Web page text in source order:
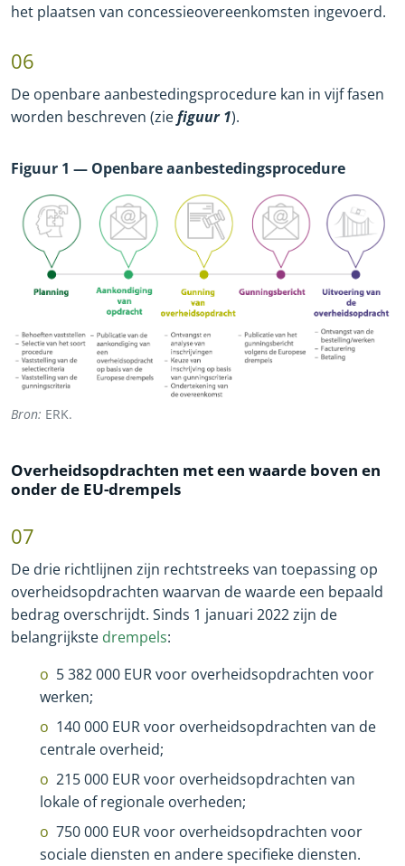
het plaatsen van concessieovereenkomsten ingevoerd.
06
De openbare aanbestedingsprocedure kan in vijf fasen
worden beschreven (ziefiguur 1).
Figuur 1 — Openbare aanbestedingsprocedure
Bron: ERK.
Overheidsopdrachten met een waarde boven en
onder de EU-drempels
07
De drie richtlijnen zijn rechtstreeks van toepassing op
overheidsopdrachten waarvan de waarde een bepaald
bedrag overschrijdt. Sinds 1 januari 2022 zijn de
belangrijkste drempels:
5 382 000 EUR voor overheidsopdrachten voor
werken;
140 000 EUR voor overheidsopdrachten van de
centrale overheid;
215 000 EUR voor overheidsopdrachten van
lokale of regionale overheden;
750 000 EUR voor overheidsopdrachten voor
sociale diensten en andere specifieke diensten.